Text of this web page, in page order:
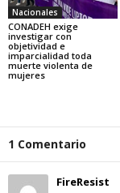
Nacionales
CONADEH exige
investigar con
objetividad e
imparcialidad toda
muerte violenta de
mujeres
1 Comentario
FireResist